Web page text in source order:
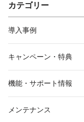
カテゴリー
導入事例
キャンペーン・特典
機能・サポート情報
メンテナンス